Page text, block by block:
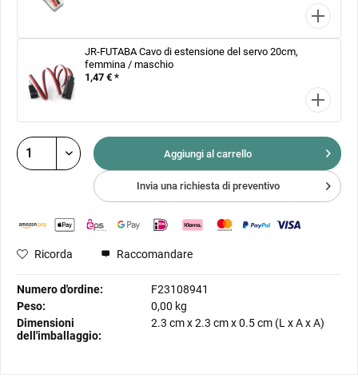
JR-FUTABA Cavo di estensione del servo 20cm,
femmina / maschio
1,47 € *
Aggiungi al carrello
Invia una richiesta di preventivo
Ricorda Raccomandare
Numero d'ordine:
F23108941
Peso:
0,00 kg
Dimensioni
dell'imballaggio:
2.3 cmx2.3 cmx0.5 cm (L x A x A)